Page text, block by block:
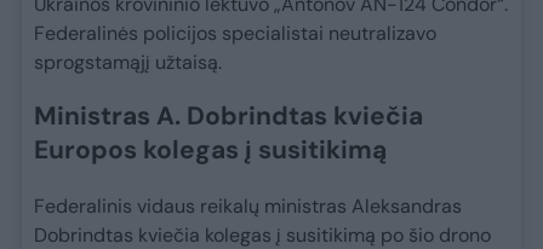
Federalinės policijos specialistai neutralizavo
sprogstamąjį užtaisą.
Ministras A. Dobrindtas kviečia
Europos kolegas į susitikimą
Federalinis vidaus reikalų ministras Aleksandras
Dobrindtas kviečia kolegas į susitikimą po šio drono